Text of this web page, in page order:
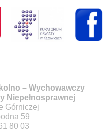
– Wychowawczy
Niepełnosprawnej
Górniczej
59
80 03